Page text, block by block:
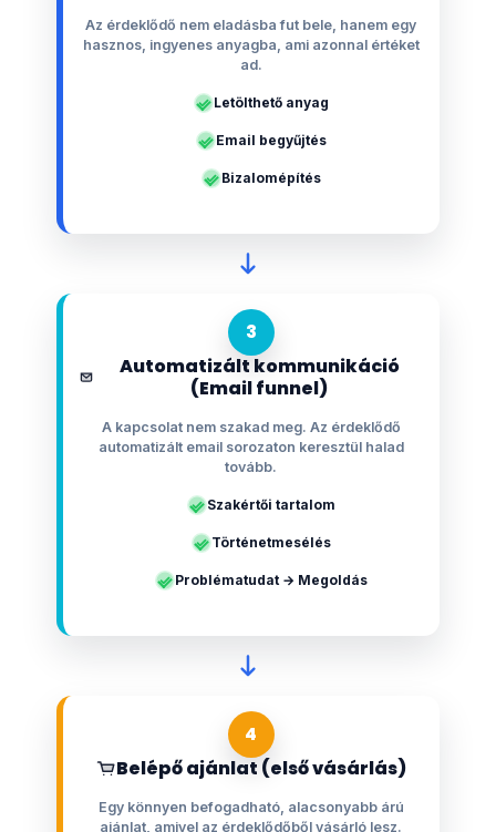
Az érdeklődő nem eladásba fut bele, hanem egy
hasznos, ingyenes anyagba, ami azonnal értéket
ad.
Letölthető anyag
Email begyűjtés
Bizalomépítés
3
Automatizált kommunikáció
(Email funnel)
A kapcsolat nem szakad meg. Az érdeklődő
automatizált email sorozaton keresztül halad
tovább.
Szakértői tartalom
Történetmesélés
Problématudat → Megoldás
4
Belépő ajánlat (első vásárlás)
Egy könnyen befogadható, alacsonyabb árú
ajánlat, amivel az érdeklődőből vásárló lesz.